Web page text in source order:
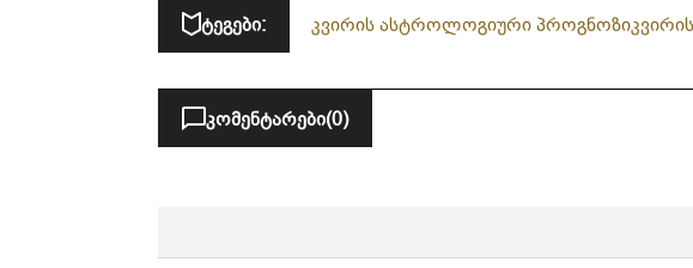
ტეგები: კვირის ასტროლოგიური პროგნოზი
კომენტარები(0)